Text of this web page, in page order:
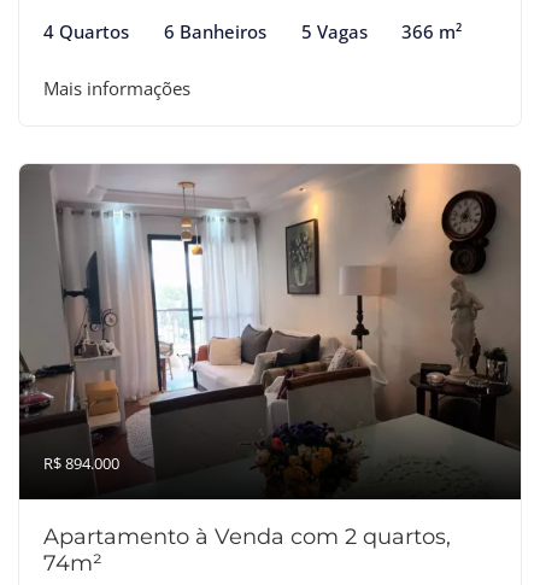
4 Quartos 6 Banheiros 5 Vagas 366 m²
Mais informações
R$ 894.000
Apartamento à Venda com 2 quartos,
74m²